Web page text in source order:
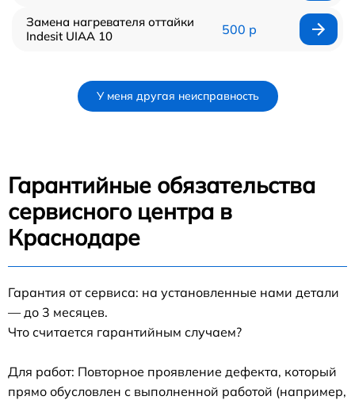
Замена нагревателя оттайки
Indesit UIAA 10
500 р
У меня другая неисправность
Гарантийные обязательства
сервисного центра в
Краснодаре
Гарантия от сервиса: на установленные нами детали
— до 3 месяцев.
Что считается гарантийным случаем?
Для работ: Повторное проявление дефекта, который
прямо обусловлен с выполненной работой (например,